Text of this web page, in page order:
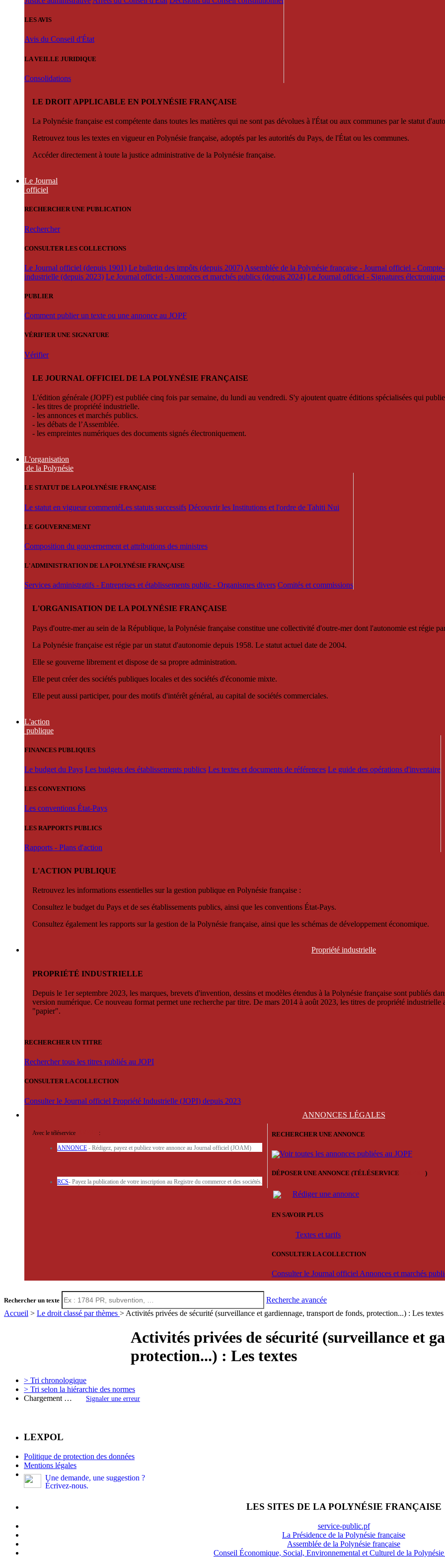
LES AVIS
Avis du Conseil d'État
LA VEILLE JURIDIQUE
Consolidations
LE DROIT APPLICABLE EN POLYNÉSIE FRANÇAISE
La Polynésie française est compétente dans toutes les matières qui ne sont pas dévolues à l'État ou aux communes par le statut
Retrouvez tous les textes en vigueur en Polynésie française, adoptés par les autorités du Pays, de l'État ou les communes.
Accéder directement à toute la justice administrative de la Polynésie française.
Le Journal
officiel
RECHERCHER UNE PUBLICATION
Rechercher
CONSULTER LES COLLECTIONS
Le Journal officiel (depuis 1901) Le bulletin des impôts (depuis 2007) Assemblée de la Polynésie française - Journal officiel -
industrielle (depuis 2023) Le Journal officiel - Annonces et marchés publics (depuis 2024) Le Journal officiel - Signatures
PUBLIER
Comment publier un texte ou une annonce au JOPF
VÉRIFIER UNE SIGNATURE
Vérifier
LE JOURNAL OFFICIEL DE LA POLYNÉSIE FRANÇAISE
L'édition générale (JOPF) est publiée cinq fois par semaine, du lundi au vendredi. S'y ajoutent quatre éditions spécialisées qui
- les titres de propriété industrielle.
- les annonces et marchés publics.
- les débats de l’Assemblée.
- les empreintes numériques des documents signés électroniquement.
L'organisation
de la Polynésie
LE STATUT DE LA POLYNÉSIE FRANÇAISE
Le statut en vigueur commentéLes statuts successifs Découvrir les Institutions et l'ordre de Tahiti Nui
LE GOUVERNEMENT
Composition du gouvernement et attributions des ministres
L'ADMINISTRATION DE LA POLYNÉSIE FRANÇAISE
Services administratifs - Entreprises et établissements public - Organismes divers Comités et commissions
L'ORGANISATION DE LA POLYNÉSIE FRANÇAISE
Pays d'outre-mer au sein de la République, la Polynésie française constitue une collectivité d'outre-mer dont l'autonomie est régie
La Polynésie française est régie par un statut d'autonomie depuis 1958. Le statut actuel date de 2004.
Elle se gouverne librement et dispose de sa propre administration.
Elle peut créer des sociétés publiques locales et des sociétés d'économie mixte.
Elle peut aussi participer, pour des motifs d'intérêt général, au capital de sociétés commerciales.
L'action
publique
FINANCES PUBLIQUES
Le budget du Pays Les budgets des établissements publics Les textes et documents de références Le guide des opérations d'inventaire
LES CONVENTIONS
Les conventions État-Pays
LES RAPPORTS PUBLICS
Rapports - Plans d'action
L'ACTION PUBLIQUE
Retrouvez les informations essentielles sur la gestion publique en Polynésie française :
Consultez le budget du Pays et de ses établissements publics, ainsi que les conventions État-Pays.
Consultez également les rapports sur la gestion de la Polynésie française, ainsi que les schémas de développement économique.
Propriété industrielle
PROPRIÉTÉ INDUSTRIELLE
Depuis le 1er septembre 2023, les marques, brevets d'invention, dessins et modèles étendus à la Polynésie française sont publiés
version numérique. Ce nouveau format permet une recherche par titre. De mars 2014 à août 2023, les titres de propriété
"papier".
RECHERCHER UN TITRE
Rechercher tous les titres publiés au JOPI
CONSULTER LA COLLECTION
Consulter le Journal officiel Propriété Industrielle (JOPI) depuis 2023
ANNONCES LÉGALES
Avec le téléservice :
ANNONCE - Rédigez, payez et publiez votre annonce au Journal officiel (JOAM)
RCS- Payez la publication de votre inscription au Registre du commerce et des sociétés.
RECHERCHER UNE ANNONCE
Voir toutes les annonces publiées au JOPF
DÉPOSER UNE ANNONCE (TÉLÉSERVICE )
Rédiger une annonce
EN SAVOIR PLUS
Textes et tarifs
CONSULTER LA COLLECTION
Consulter le Journal officiel Annonces et marchés
Rechercher un texte
Recherche avancée
Accueil > Le droit classé par thèmes > Activités privées de sécurité (surveillance et gardiennage, transport de fonds, protection...) : Les textes
Activités privées de sécurité (surveillance et
protection...) : Les textes
> Tri chronologique
> Tri selon la hiérarchie des normes
Chargement …
Signaler une erreur
LEXPOL
Politique de protection des données
Mentions légales
Une demande, une suggestion ?
Écrivez-nous.
LES SITES DE LA POLYNÉSIE FRANÇAISE
service-public.pf
La Présidence de la Polynésie française
Assemblée de la Polynésie française
Conseil Économique, Social, Environnemental et Culturel de la